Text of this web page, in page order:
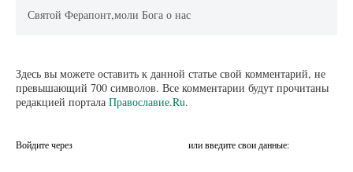
Святой Ферапонт,моли Бога о нас
Здесь вы можете оставить к данной статье свой комментарий, не
превышающий 700 символов. Все комментарии будут прочитаны
редакцией портала Православие.Ru.
Войдите через или введите свои данные: